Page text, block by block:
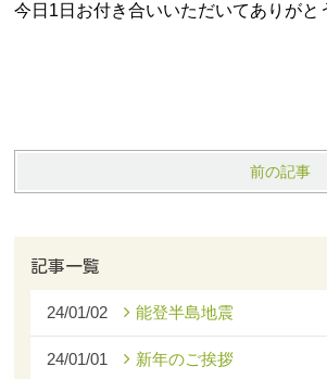
今日1日お付き合いいただいてありがと
前の記事
記事一覧
24/01/02 能登半島地震
24/01/01 新年のご挨拶